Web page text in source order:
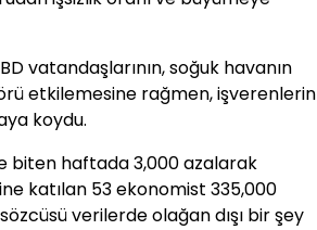
vatandaşlarının, soğuk havanın
etkilemesine rağmen, işverenlerin
koydu.
biten haftada 3,000 azalarak
katılan 53 ekonomist 335,000
verilerde olağan dışı bir şey